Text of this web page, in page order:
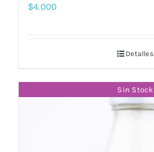
$4.000
Detalles
Sin Stock